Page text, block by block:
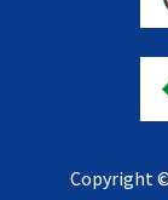
Copyright